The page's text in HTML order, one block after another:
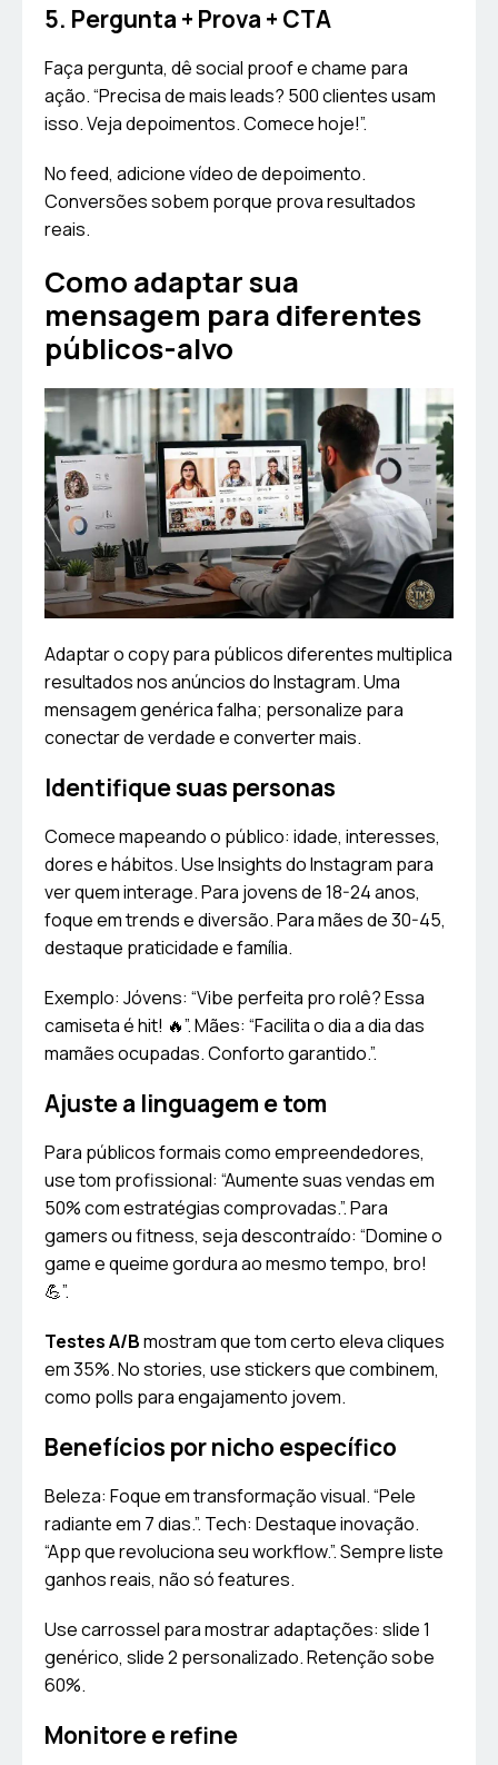
5. Pergunta + Prova + CTA
Faça pergunta, dê social proof e chame para
ação. “Precisa de mais leads? 500 clientes usam
isso. Veja depoimentos. Comece hoje!”.
No feed, adicione vídeo de depoimento.
Conversões sobem porque prova resultados
reais.
Como adaptar sua
mensagem para diferentes
públicos-alvo
Adaptar o copy para públicos diferentes multiplica
resultados nos anúncios do Instagram. Uma
mensagem genérica falha; personalize para
conectar de verdade e converter mais.
Identifique suas personas
Comece mapeando o público: idade, interesses,
dores e hábitos. Use Insights do Instagram para
ver quem interage. Para jovens de 18-24 anos,
foque em trends e diversão. Para mães de 30-45,
destaque praticidade e família.
Exemplo: Jóvens: “Vibe perfeita pro rolê? Essa
camiseta é hit! 🔥”. Mães: “Facilita o dia a dia das
mamães ocupadas. Conforto garantido.”.
Ajuste a linguagem e tom
Para públicos formais como empreendedores,
use tom profissional: “Aumente suas vendas em
50% com estratégias comprovadas.”. Para
gamers ou fitness, seja descontraído: “Domine o
game e queime gordura ao mesmo tempo, bro!
💪”.
Testes A/Bmostram que tom certo eleva cliques
em 35%. No stories, use stickers que combinem,
como polls para engajamento jovem.
Benefícios por nicho específico
Beleza: Foque em transformação visual. “Pele
radiante em 7 dias.”. Tech: Destaque inovação.
“App que revoluciona seu workflow.”. Sempre liste
ganhos reais, não só features.
Use carrossel para mostrar adaptações: slide 1
genérico, slide 2 personalizado. Retenção sobe
60%.
Monitore e refine